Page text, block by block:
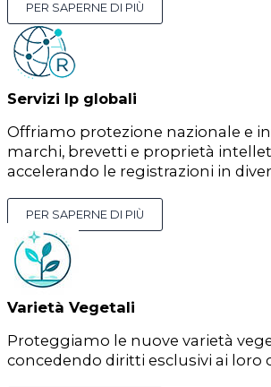
PER SAPERNE DI PIÙ
Servizi Ip globali
Offriamo protezione nazionale e
marchi, brevetti e proprietà
accelerando le registrazioni in
PER SAPERNE DI PIÙ
Varietà Vegetali
Proteggiamo le nuove varietà
concedendo diritti esclusivi ai loro